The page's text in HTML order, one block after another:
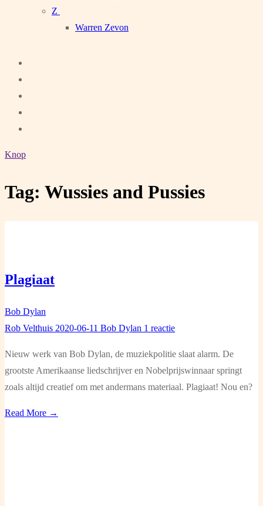
Z
Warren Zevon
Knop
Tag: Wussies and Pussies
Plagiaat
Bob Dylan
Rob Velthuis 2020-06-11 Bob Dylan 1 reactie
Nieuw werk van Bob Dylan, de muziekpolitie slaat alarm. De
grootste Amerikaanse liedschrijver en Nobelprijswinnaar springt
zoals altijd creatief om met andermans materiaal. Plagiaat! Nou en?
Read More →